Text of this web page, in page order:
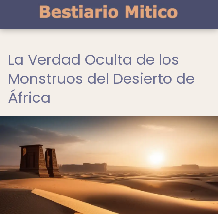
La Verdad Oculta de los
Monstruos del Desierto de
África